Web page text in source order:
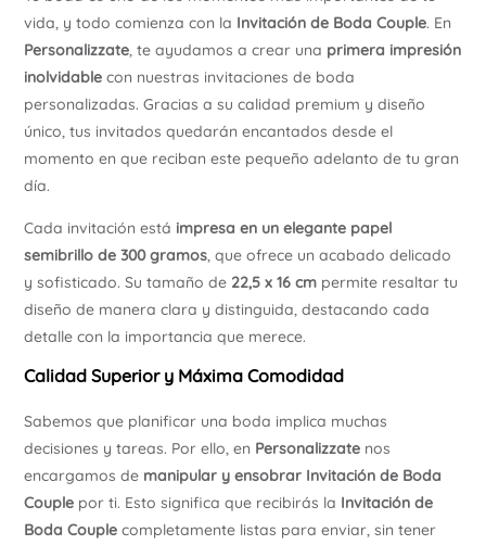
vida, y todo comienza con la Invitación de Boda Couple. En
Personalizzate, te ayudamos a crear una primera impresión
inolvidablecon nuestras invitaciones de boda
personalizadas. Gracias a su calidad premium y diseño
único, tus invitados quedarán encantados desde el
momento en que reciban este pequeño adelanto de tu gran
día.
Cada invitación está impresa en un elegante papel
semibrillo de 300 gramos, que ofrece un acabado delicado
y sofisticado. Su tamaño de 22,5 x 16 cmpermite resaltar tu
diseño de manera clara y distinguida, destacando cada
detalle con la importancia que merece.
Calidad Superior y Máxima Comodidad
Sabemos que planificar una boda implica muchas
decisiones y tareas. Por ello, en Personalizzatenos
encargamos de manipular y ensobrar Invitación de Boda
Couplepor ti. Esto significa que recibirás la Invitación de
Boda Couplecompletamente listas para enviar, sin tener